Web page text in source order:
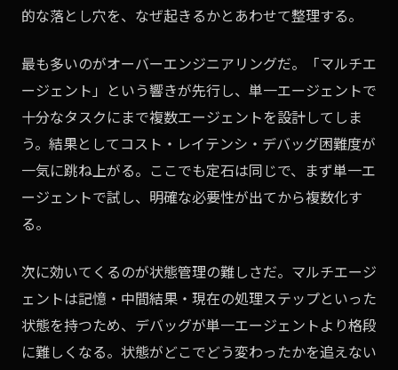
的な落とし穴を、なぜ起きるかとあわせて整理する。
最も多いのがオーバーエンジニアリングだ。「マルチエ
ージェント」という響きが先行し、単一エージェントで
十分なタスクにまで複数エージェントを設計してしま
う。結果としてコスト・レイテンシ・デバッグ困難度が
一気に跳ね上がる。ここでも定石は同じで、まず単一エ
ージェントで試し、明確な必要性が出てから複数化す
る。
次に効いてくるのが状態管理の難しさだ。マルチエージ
ェントは記憶・中間結果・現在の処理ステップといった
状態を持つため、デバッグが単一エージェントより格段
に難しくなる。状態がどこでどう変わったかを追えない